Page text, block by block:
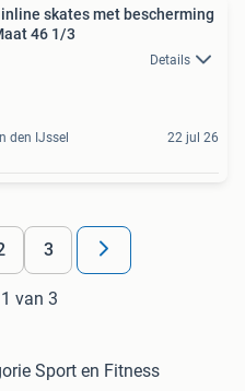
skates met bescherming
46 1/3
Details
den IJssel 22 jul 26
3
van 3
Sport en Fitness